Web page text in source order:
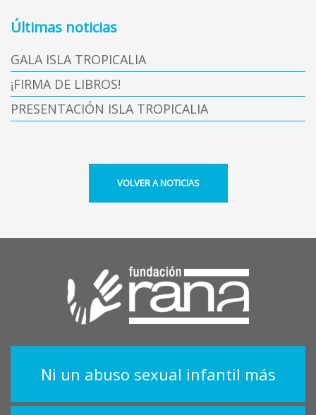
Últimas noticias
GALA ISLA TROPICALIA
¡FIRMA DE LIBROS!
PRESENTACIÓN ISLA TROPICALIA
VOLVER A NOTICIAS
Ni un abuso sexual infantil más